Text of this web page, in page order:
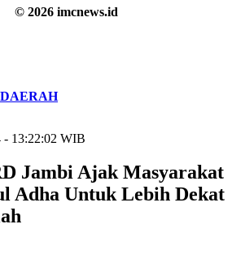
© 2026 imcnews.id
- 13:22:02 WIB
Jambi Ajak Masyarakat
Adha Untuk Lebih Dekat